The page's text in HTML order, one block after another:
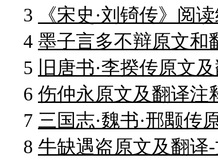
3
《宋史·刘锜传》阅
4 墨子言多不辩原文和
5
旧唐书·李揆传原文
6 伤仲永原文及翻译注
7 三国志·魏书·邢颙传
8 牛缺遇盗原文及翻译